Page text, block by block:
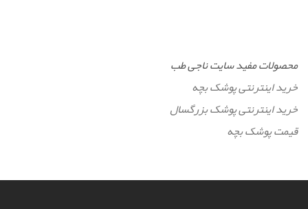
محصولات مفید سایت ناجی طب
خرید اینترنتی پوشک بچه
خرید اینترنتی پوشک بزرگسال
قیمت پوشک بچه